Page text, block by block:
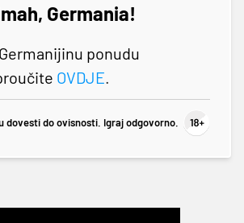
Germania!
ponudu
OVDJE.
dovesti do ovisnosti. Igraj odgovorno.